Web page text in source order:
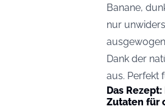
Banane,
nur
Dank der
aus. Perfekt
Das
Zutaten für